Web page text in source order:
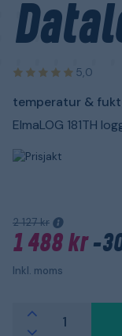
5,0
temperatur & fukt,
ElmaLOG 181TH
2 127 kr
1 488 kr-
Inkl. moms